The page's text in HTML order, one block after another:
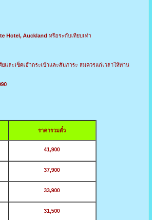
Hotel, Auckland หรือระดับเทียบเท่า
ละเช็คเอ๊ากระเป๋าและสัมภาระ สมควรแก่เวลาให้ท่าน
ราคารวมตั๋ว
41,900
37,900
33,900
31,500